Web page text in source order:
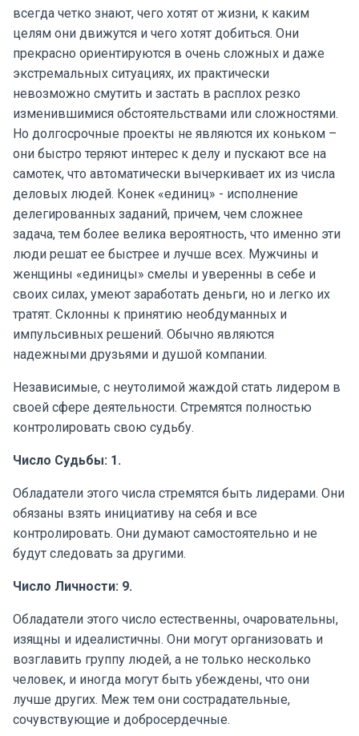
всегда четко знают, чего хотят от жизни, к каким
целям они движутся и чего хотят добиться. Они
прекрасно ориентируются в очень сложных и даже
экстремальных ситуациях, их практически
невозможно смутить и застать в расплох резко
изменившимися обстоятельствами или сложностями.
Но долгосрочные проекты не являются их коньком –
они быстро теряют интерес к делу и пускают все на
самотек, что автоматически вычеркивает их из числа
деловых людей. Конек «единиц» - исполнение
делегированных заданий, причем, чем сложнее
задача, тем более велика вероятность, что именно эти
люди решат ее быстрее и лучше всех. Мужчины и
женщины «единицы» смелы и уверенны в себе и
своих силах, умеют заработать деньги, но и легко их
тратят. Склонны к принятию необдуманных и
импульсивных решений. Обычно являются
надежными друзьями и душой компании.
Независимые, с неутолимой жаждой стать лидером в
своей сфере деятельности. Стремятся полностью
контролировать свою судьбу.
Число Судьбы: 1.
Обладатели этого числа стремятся быть лидерами. Они
обязаны взять инициативу на себя и все
контролировать. Они думают самостоятельно и не
будут следовать за другими.
Число Личности: 9.
Обладатели этого число естественны, очаровательны,
изящны и идеалистичны. Они могут организовать и
возглавить группу людей, а не только несколько
человек, и иногда могут быть убеждены, что они
лучше других. Меж тем они сострадательные,
сочувствующие и добросердечные.